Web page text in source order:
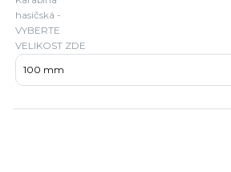
hasičská -
VYBERTE
VELIKOST ZDE